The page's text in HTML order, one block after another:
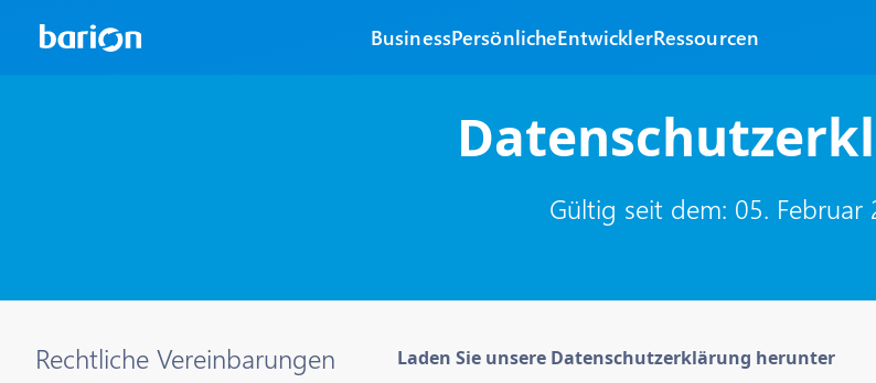
BusinessPersönlicheEntwicklerRessourcen
Gültig seit dem: 05. Februar
Rechtliche Vereinbarungen Laden Sie unsere Datenschutzerklärung herunter